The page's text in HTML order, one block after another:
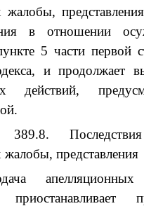
жалобы,
в отношении
5 части первой
и продолжает
действий,
389.8.
представления
приостанавливает